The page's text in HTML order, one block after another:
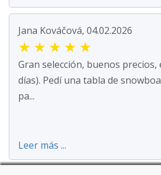
Jana Kováčová, 04.02.2026
★ ★ ★ ★ ★
Gran selección, buenos
días). Pedí una tabla de
pa...
Leer más ...